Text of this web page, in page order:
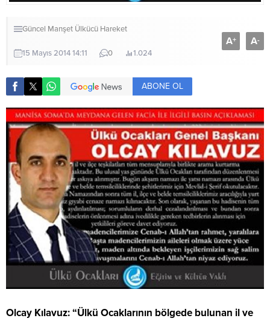
Güncel Manşet Ülkücü Hareket
15 Mayıs 2014 14:11 0 1.024
A+ A-
ABONE OL
Olcay Kılavuz: “Ülkü Ocaklarının bölgede bulunan il ve